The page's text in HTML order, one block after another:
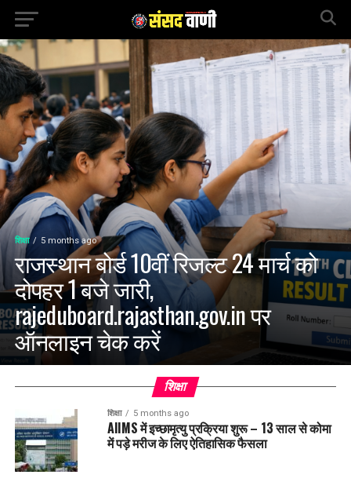
शिक्षा 5 months ago
राजस्थान बोर्ड 10वीं रिजल्ट 24 मार्च को
दोपहर 1 बजे जारी,
rajeduboard.rajasthan.gov.in पर
ऑनलाइन चेक करें
शिक्षा
शिक्षा 5 months ago
AIIMS में इच्छामृत्यु प्रक्रिया शुरू – 13 साल से कोमा
में पड़े मरीज के लिए ऐतिहासिक फैसला